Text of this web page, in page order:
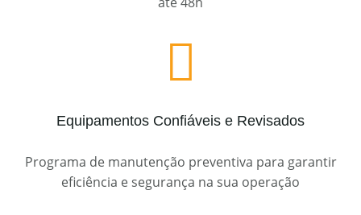

Equipamentos Confiáveis e Revisados
Programa de manutenção preventiva para garantir
eficiência e segurança na sua operação